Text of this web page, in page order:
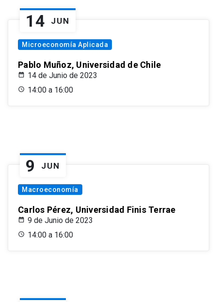
14 JUN
Microeconomía Aplicada
Pablo Muñoz, Universidad de Chile
14 de Junio de 2023
14:00 a 16:00
9 JUN
Macroeconomía
Carlos Pérez, Universidad Finis Terrae
9 de Junio de 2023
14:00 a 16:00